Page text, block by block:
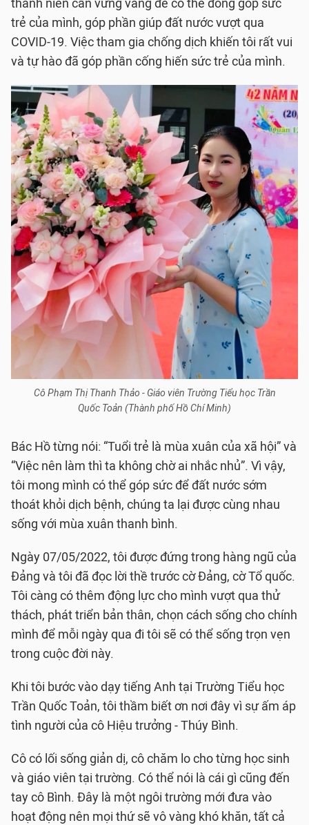
thanh niên cần vững vàng để có thể đóng góp sức
trẻ của mình, góp phần giúp đất nước vượt qua
COVID-19. Việc tham gia chống dịch khiến tôi rất vui
và tự hào đã góp phần cống hiến sức trẻ của mình.
Cô Phạm Thị Thanh Thảo - Giáo viên Trường Tiểu học Trần
Quốc Toản (Thành phố Hồ Chí Minh)
Bác Hồ từng nói: “Tuổi trẻ là mùa xuân của xã hội” và
“Việc nên làm thì ta không chờ ai nhắc nhủ”. Vì vậy,
tôi mong mình có thể góp sức để đất nước sớm
thoát khỏi dịch bệnh, chúng ta lại được cùng nhau
sống với mùa xuân thanh bình.
Ngày 07/05/2022, tôi được đứng trong hàng ngũ của
Đảng và tôi đã đọc lời thề trước cờ Đảng, cờ Tổ quốc.
Tôi càng có thêm động lực cho mình vượt qua thử
thách, phát triển bản thân, chọn cách sống cho chính
mình để mỗi ngày qua đi tôi sẽ có thể sống trọn vẹn
trong cuộc đời này.
Khi tôi bước vào dạy tiếng Anh tại Trường Tiểu học
Trần Quốc Toản, tôi thầm biết ơn nơi đây vì sự ấm áp
tình người của cô Hiệu trưởng - Thúy Bình.
Cô có lối sống giản dị, cô chăm lo cho từng học sinh
và giáo viên tại trường. Có thể nói là cái gì cũng đến
tay cô Bình. Đây là một ngôi trường mới đưa vào
hoạt động nên mọi thứ sẽ vô vàng khó khăn, tất cả